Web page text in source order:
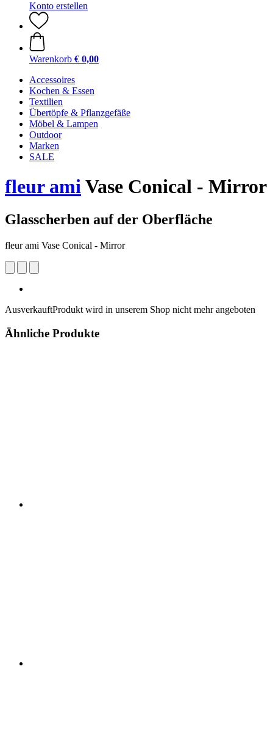
Konto erstellen
Warenkorb € 0,00
Accessoires
Kochen & Essen
Textilien
Übertöpfe & Pflanzgefäße
Möbel & Lampen
Outdoor
Marken
SALE
fleur amiVase Conical - Mirror
Glasscherben auf der Oberfläche
fleur ami Vase Conical - Mirror
AusverkauftProdukt wird in unserem Shop nicht mehr angeboten
Ähnliche Produkte